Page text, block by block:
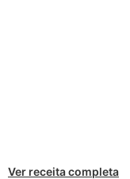
Ver receita completa